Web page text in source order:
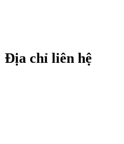
Địa chỉ liên hệ